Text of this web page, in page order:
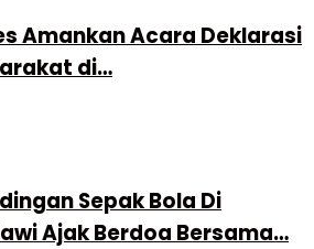
Amankan Acara Deklarasi
di…
Sepak Bola Di
Ajak Berdoa Bersama…